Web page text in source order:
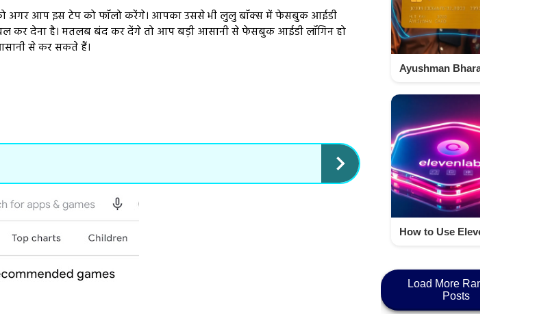
अगर आप इस टेप को फॉलो करेंगे। आपका उससे भी लुलु बॉक्स में फेसबुक आईडी
कर देना है। मतलब बंद कर देंगे तो आप बड़ी आसानी से फेसबुक आईडी लॉगिन हो
से कर सकते हैं।
Load More Random
Posts